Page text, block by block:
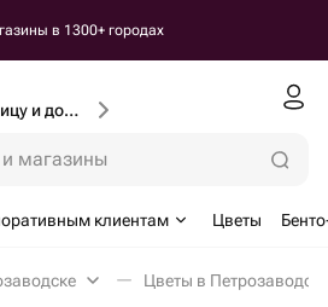
в 1300+ городах
Введите город, улицу и дом доставки
магазины
клиентам Цветы
Цветы в Петрозаводске